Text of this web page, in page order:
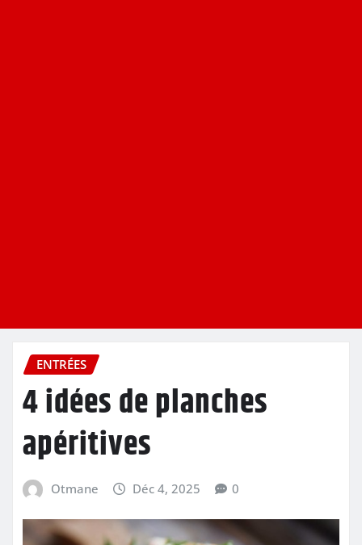
ENTRÉES
4 idées de planches
apéritives
Otmane Déc 4, 2025 0